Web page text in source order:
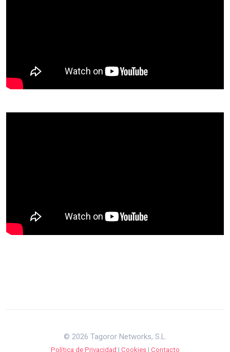
© 2026 Tagoror Networks, S.L.
Política de Privacidad | Cookies| Contacto